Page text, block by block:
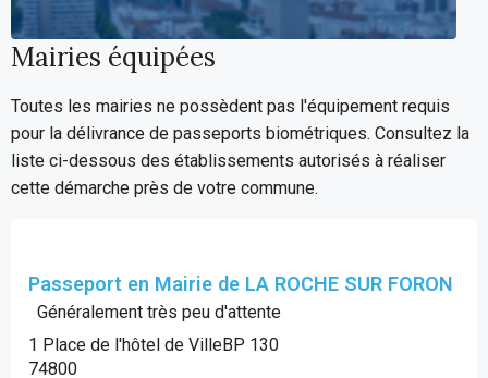
Mairies équipées
Toutes les mairies ne possèdent pas l'équipement requis
pour la délivrance de passeports biométriques. Consultez la
liste ci-dessous des établissements autorisés à réaliser
cette démarche près de votre commune.
Passeport en Mairie de LA ROCHE SUR FORON
Généralement très peu d'attente
1 Place de l'hôtel de VilleBP 130
74800